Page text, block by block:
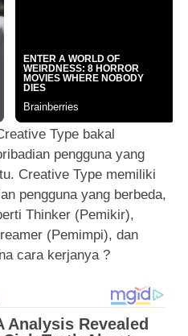
Type bakal
pengguna yang
Creative Type memiliki
pengguna yang berbeda,
Thinker (Pemikir),
(Pemimpi), dan
cara kerjanya ?